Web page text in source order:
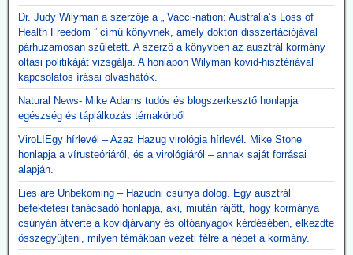
Dr. Judy Wilyman a szerzője a „ Vacci-nation: Australia’s Loss of
Health Freedom ” című könyvnek, amely doktori disszertációjával
párhuzamosan született. A szerző a könyvben az ausztrál kormány
oltási politikáját vizsgálja. A honlapon Wilyman kovid-hisztériával
kapcsolatos írásai olvashatók.
Natural News- Mike Adams tudós és blogszerkesztő honlapja
egészség és táplálkozás témakörből
ViroLIEgy hírlevél – Azaz Hazug virológia hírlevél. Mike Stone
honlapja a vírusteóriáról, és a virológiáról – annak saját forrásai
alapján.
Lies are Unbekoming – Hazudni csúnya dolog. Egy ausztrál
befektetési tanácsadó honlapja, aki, miután rájött, hogy kormánya
csúnyán átverte a kovidjárvány és oltóanyagok kérdésében, elkezdte
összegyűjteni, milyen témákban vezeti félre a népet a kormány.